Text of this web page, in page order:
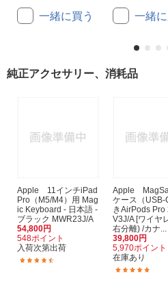
一緒に買う 一緒に
純正アクセサリー、消耗品
Apple 11インチiPad
Pro（M5/M4）用 Mag
ic Keyboard - 日本語 -
ブラック MWR23J/A
54,800円
548ポイント
入荷次第出荷
Apple
ケース（USB-
きAirPods Pro
V3J/A [ワイヤ
右分離) /カナ...
39,800円
5,970ポイント
在庫あり